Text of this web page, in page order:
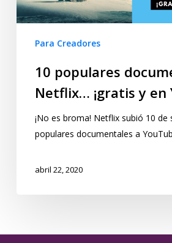
Para Creadores
10 populares
Netflix… ¡gratis y en
¡No es broma! Netflix subió 10 de
populares documentales a
abril 22, 2020